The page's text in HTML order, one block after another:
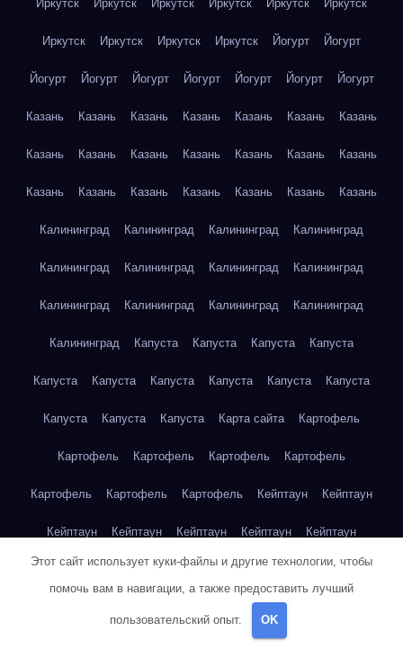
Иркутск Иркутск Иркутск Иркутск Иркутск Иркутск
Иркутск Иркутск Иркутск Иркутск Йогурт Йогурт
Йогурт Йогурт Йогурт Йогурт Йогурт Йогурт Йогурт
Казань Казань Казань Казань Казань Казань Казань
Казань Казань Казань Казань Казань Казань Казань
Казань Казань Казань Казань Казань Казань Казань
Калининград Калининград Калининград Калининград
Калининград Калининград Калининград Калининград
Калининград Калининград Калининград Калининград
Калининград Капуста Капуста Капуста Капуста
Капуста Капуста Капуста Капуста Капуста Капуста
Капуста Капуста Капуста Карта сайта Картофель
Картофель Картофель Картофель Картофель
Картофель Картофель Картофель Кейптаун Кейптаун
Кейптаун Кейптаун Кейптаун Кейптаун Кейптаун
Кейптаун Кейптаун Кейптаун Кейптаун Кейптаун
Кейптаун
Этот сайт использует куки-файлы и другие технологии, чтобы
помочь вам в навигации, а также предоставить лучший
пользовательский опыт. OK